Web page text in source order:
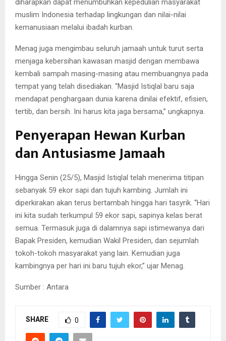
diharapkan dapat menumbuhkan kepedulian masyarakat
muslim Indonesia terhadap lingkungan dan nilai-nilai
kemanusiaan melalui ibadah kurban.
Menag juga mengimbau seluruh jamaah untuk turut serta
menjaga kebersihan kawasan masjid dengan membawa
kembali sampah masing-masing atau membuangnya pada
tempat yang telah disediakan. “Masjid Istiqlal baru saja
mendapat penghargaan dunia karena dinilai efektif, efisien,
tertib, dan bersih. Ini harus kita jaga bersama,” ungkapnya.
Penyerapan Hewan Kurban
dan Antusiasme Jamaah
Hingga Senin (25/5), Masjid Istiqlal telah menerima titipan
sebanyak 59 ekor sapi dan tujuh kambing. Jumlah ini
diperkirakan akan terus bertambah hingga hari tasyrik. “Hari
ini kita sudah terkumpul 59 ekor sapi, sapinya kelas berat
semua. Termasuk juga di dalamnya sapi istimewanya dari
Bapak Presiden, kemudian Wakil Presiden, dan sejumlah
tokoh-tokoh masyarakat yang lain. Kemudian juga
kambingnya per hari ini baru tujuh ekor,” ujar Menag.
Sumber : Antara
SHARE 0